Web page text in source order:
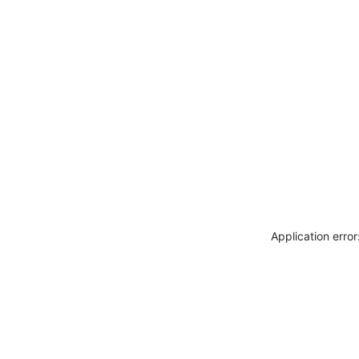
Application